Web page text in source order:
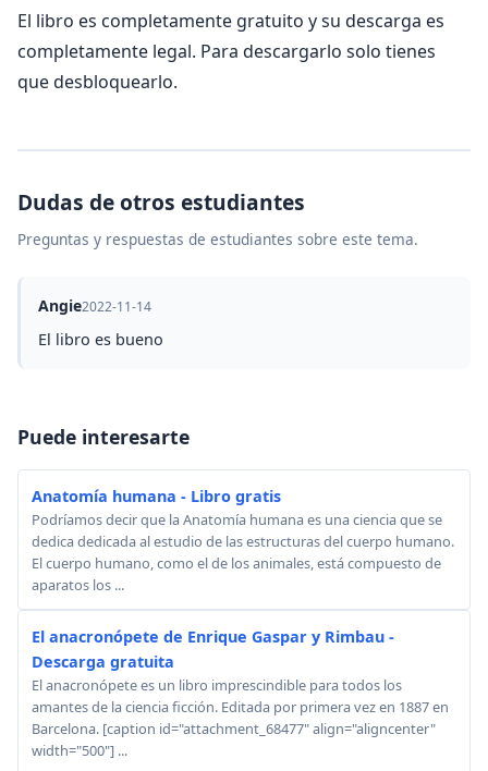
El libro es completamente gratuito y su descarga es
completamente legal. Para descargarlo solo tienes
que desbloquearlo.
Dudas de otros estudiantes
Preguntas y respuestas de estudiantes sobre este tema.
Angie2022-11-14
El libro es bueno
Puede interesarte
Anatomía humana - Libro gratis
Podríamos decir que la Anatomía humana es una ciencia que se
dedica dedicada al estudio de las estructuras del cuerpo humano.
El cuerpo humano, como el de los animales, está compuesto de
aparatos los ...
El anacronópete de Enrique Gaspar y Rimbau -
Descarga gratuita
El anacronópete es un libro imprescindible para todos los
amantes de la ciencia ficción. Editada por primera vez en 1887 en
Barcelona. [caption id="attachment_68477" align="aligncenter"
width="500"] ...